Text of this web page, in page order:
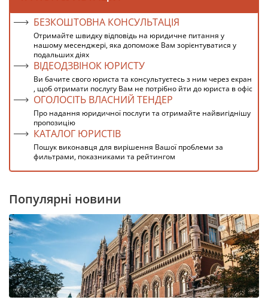
БЕЗКОШТОВНА КОНСУЛЬТАЦІЯ
Отримайте швидку відповідь на юридичне питання у
нашому месенджері, яка допоможе Вам зорієнтуватися у
подальших діях
ВІДЕОДЗВІНОК ЮРИСТУ
Ви бачите свого юриста та консультуєтесь з ним через екран
, щоб отримати послугу Вам не потрібно йти до юриста в офіс
ОГОЛОСІТЬ ВЛАСНИЙ ТЕНДЕР
Про надання юридичної послуги та отримайте найвигіднішу
пропозицію
КАТАЛОГ ЮРИСТІВ
Пошук виконавця для вирішення Вашої проблеми за
фильтрами, показниками та рейтингом
Популярні новини